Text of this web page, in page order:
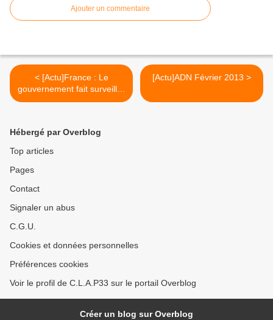
Ajouter un commentaire
< [Actu]France : Le
gouvernement fait surveiller
les ouvriers
[Actu]ADN Février 2013 >
Hébergé par Overblog
Top articles
Pages
Contact
Signaler un abus
C.G.U.
Cookies et données personnelles
Préférences cookies
Voir le profil de C.L.A.P33 sur le portail Overblog
Créer un blog sur Overblog